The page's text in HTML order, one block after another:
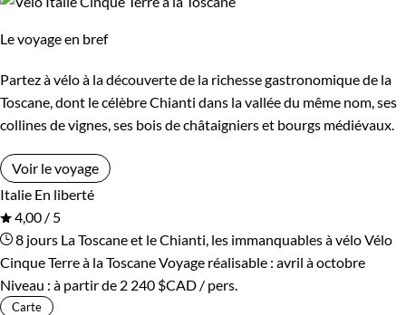
Le voyage en bref
Partez à vélo à la découverte de la richesse gastronomique de la
Toscane, dont le célèbre Chianti dans la vallée du même nom, ses
collines de vignes, ses bois de châtaigniers et bourgs médiévaux.
Voir le voyage
Italie En liberté
4,00 / 5
8 jours La Toscane et le Chianti, les immanquables à véloVélo
Cinque Terre à la ToscaneVoyage réalisable : avril à octobre
Niveau : à partir de 2 240 $CAD / pers.
Carte